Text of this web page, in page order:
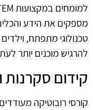
מספקים את הידע
טכנולוגי מתפתח,
להרגיש מוכנים יותר
קידום
קורסי רובוטיקה